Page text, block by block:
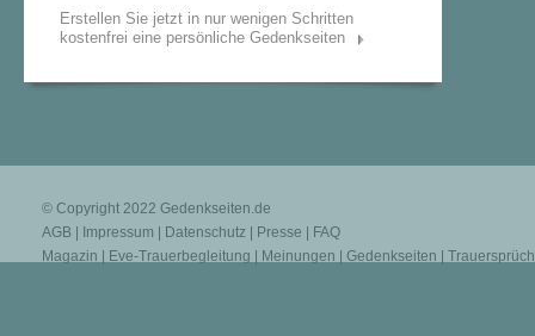
Erstellen Sie jetzt in nur wenigen Schritten
kostenfrei eine persönliche Gedenkseiten
© Copyright 2022 Gedenkseiten.de
AGB
Impressum Datenschutz Presse
FAQ
Magazin
Eve-Trauerbegleitung Meinungen Gedenkseiten